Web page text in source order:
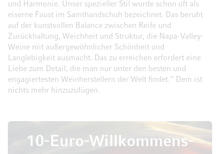
und Harmonie. Unser spezieller Stil wurde schon oft als
eiserne Faust im Samthandschuh bezeichnet. Das beruht
auf der kunstvollen Balance zwischen Reife und
Zurückhaltung, Weichheit und Struktur, die Napa-Valley-
Weine mit außergewöhnlicher Schönheit und
Langlebigkeit ausmacht. Das zu erreichen erfordert eine
Liebe zum Detail, die man nur unter den besten und
engagiertesten Weinherstellern der Welt findet.“ Dem ist
nichts mehr hinzuzufügen.
10-Euro-Willkommens-